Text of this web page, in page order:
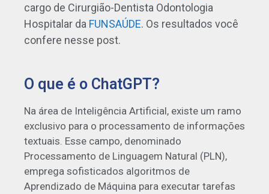
cargo de Cirurgião-Dentista Odontologia
Hospitalar da FUNSAÚDE. Os resultados você
confere nesse post.
O que é o ChatGPT?
Na área de Inteligência Artificial, existe um ramo
exclusivo para o processamento de informações
textuais. Esse campo, denominado
Processamento de Linguagem Natural (PLN),
emprega sofisticados algoritmos de
Aprendizado de Máquina para executar tarefas